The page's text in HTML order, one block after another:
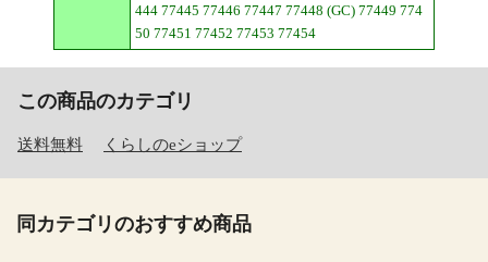
444 77445 77446 77447 77448 (GC) 77449 774
50 77451 77452 77453 77454
この商品のカテゴリ
送料無料 くらしのeショップ
同カテゴリのおすすめ商品